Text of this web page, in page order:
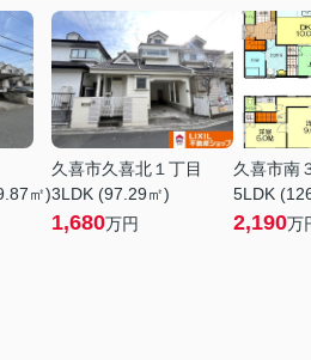
㎡)
久喜市久喜北１丁目
3LDK (97.29㎡)
1,680万円
久喜市南
5LDK
2,190万